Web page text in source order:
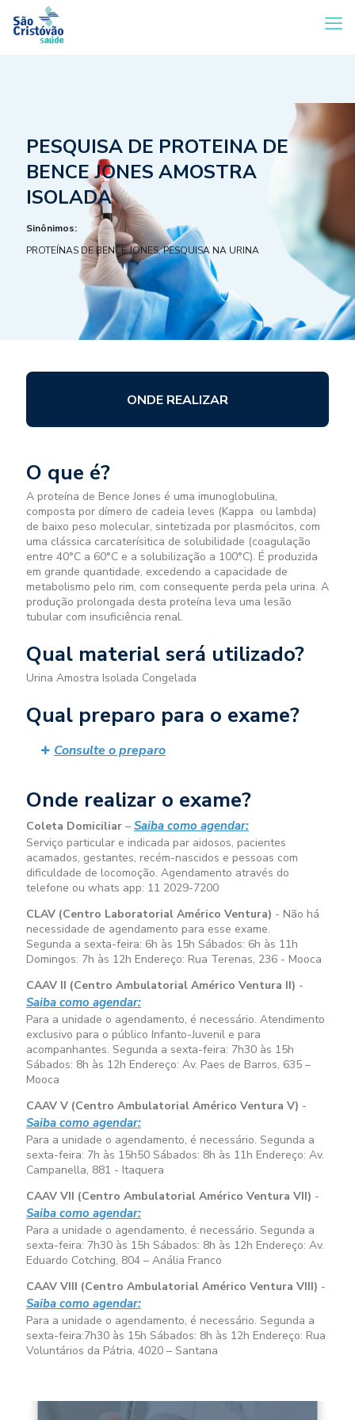
PESQUISA DE PROTEINA DE
BENCE JONES AMOSTRA
ISOLADA
Sinônimos:
PROTEÍNAS DE BENCE JONES, PESQUISA NA URINA
ONDE REALIZAR
O que é?
A proteína de Bence Jones é uma imunoglobulina,
composta por dímero de cadeia leves (Kappa ou lambda)
de baixo peso molecular, sintetizada por plasmócitos, com
uma clássica carcaterísitica de solubilidade (coagulação
entre 40°C a 60°C e a solubilização a 100°C). É produzida
em grande quantidade, excedendo a capacidade de
metabolismo pelo rim, com consequente perda pela urina. A
produção prolongada desta proteína leva uma lesão
tubular com insuficiência renal.
Qual material será utilizado?
Urina Amostra Isolada Congelada
Qual preparo para o exame?
Consulte o preparo
Onde realizar o exame?
Coleta Domiciliar – Saiba como agendar:
Serviço particular e indicada par aidosos, pacientes
acamados, gestantes, recém-nascidos e pessoas com
dificuldade de locomoção. Agendamento através do
telefone ou whats app: 11 2029-7200
CLAV (Centro Laboratorial Américo Ventura) - Não há
necessidade de agendamento para esse exame.
Segunda a sexta-feira: 6h às 15h Sábados: 6h às 11h
Domingos: 7h às 12h Endereço: Rua Terenas, 236 - Mooca
CAAV II (Centro Ambulatorial Américo Ventura II) -
Saiba como agendar:
Para a unidade o agendamento, é necessário. Atendimento
exclusivo para o público Infanto-Juvenil e para
acompanhantes. Segunda a sexta-feira: 7h30 às 15h
Sábados: 8h às 12h Endereço: Av. Paes de Barros, 635 –
Mooca
CAAV V (Centro Ambulatorial Américo Ventura V) -
Saiba como agendar:
Para a unidade o agendamento, é necessário. Segunda a
sexta-feira: 7h às 15h50 Sábados: 8h às 11h Endereço: Av.
Campanella, 881 - Itaquera
CAAV VII (Centro Ambulatorial Américo Ventura VII) -
Saiba como agendar:
Para a unidade o agendamento, é necessário. Segunda a
sexta-feira: 7h30 às 15h Sábados: 8h às 12h Endereço: Av.
Eduardo Cotching, 804 – Anália Franco
CAAV VIII (Centro Ambulatorial Américo Ventura VIII) -
Saiba como agendar:
Para a unidade o agendamento, é necessário. Segunda a
sexta-feira:7h30 às 15h Sábados: 8h às 12h Endereço: Rua
Voluntários da Pátria, 4020 – Santana